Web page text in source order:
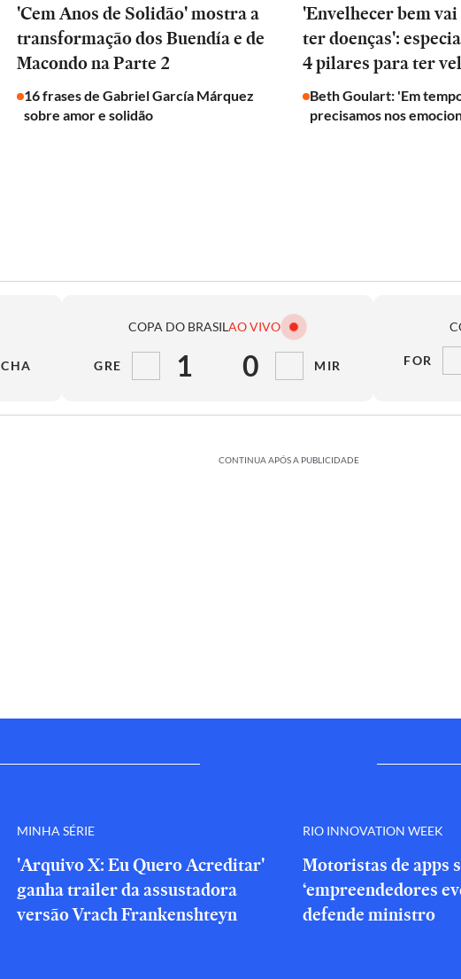
'Cem Anos de Solidão' mostra a
transformação dos Buendía e de
Macondo na Parte 2
16 frases de Gabriel García Márquez
sobre amor e solidão
'Envelhecer bem
ter doenças':
4 pilares para ter
Beth Goulart: 'Em
precisamos nos
CHA
COPA DO BRASILAO VIVO
GRE 1 0 MIR FOR
CONTINUA APÓS A PUBLICIDADE
MINHA SÉRIE
'Arquivo X: Eu Quero Acreditar'
ganha trailer da assustadora
versão Vrach Frankenshteyn
RIO INNOVATION WEEK
Motoristas de apps
‘empreendedores
defende ministro